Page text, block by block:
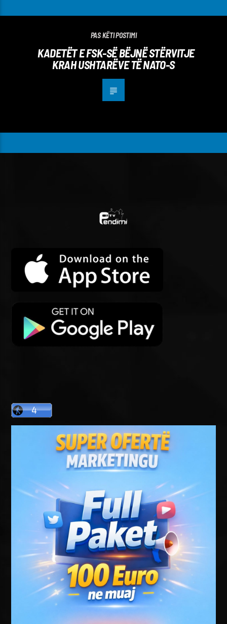
PAS KËTI POSTIMI
KADETËT E FSK-SË BËJNË STËRVITJE
KRAH USHTARËVE TË NATO-S